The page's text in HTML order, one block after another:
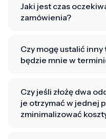
Jaki jest czas
zamówienia?
Czy mogę ustalić
będzie mnie w
Czy jeśli złożę dwa
je otrzymać w jednej
zminimalizować